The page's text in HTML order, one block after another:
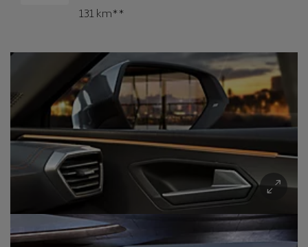
131 km**